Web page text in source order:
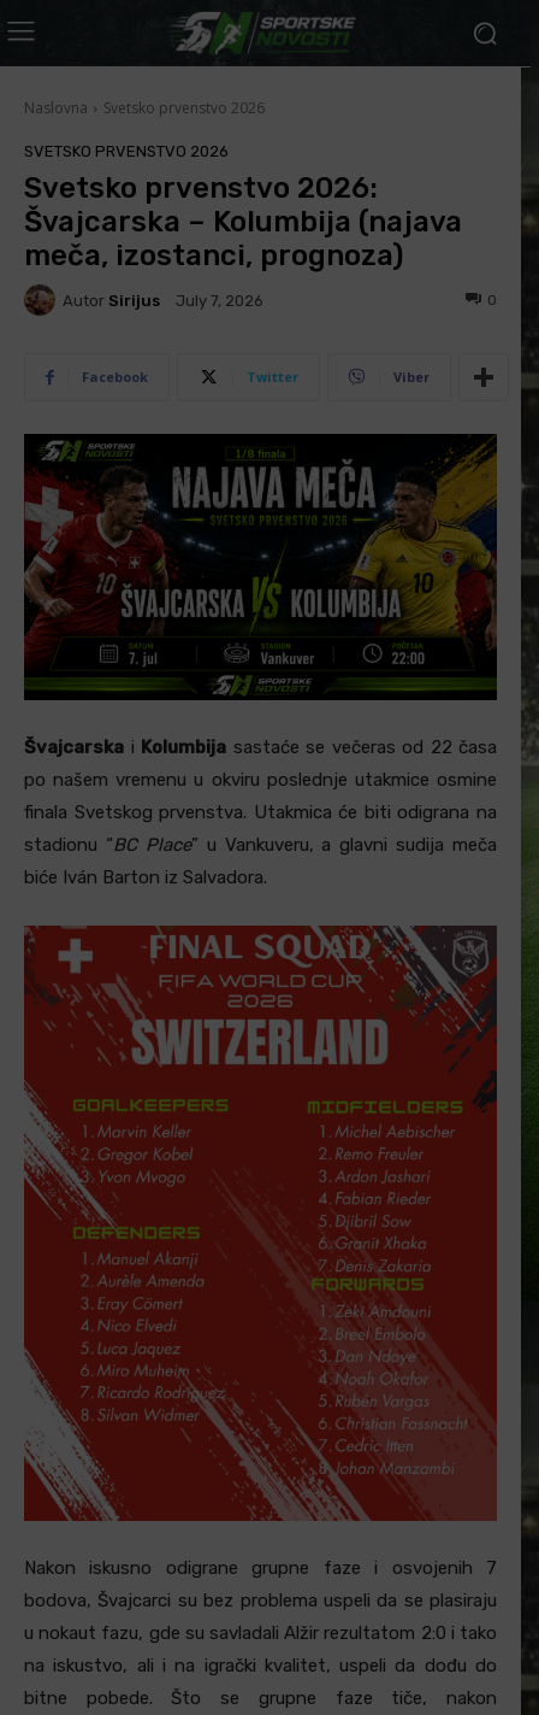
Naslovna Svetsko prvenstvo 2026
SVETSKO PRVENSTVO 2026
Svetsko prvenstvo 2026:
Švajcarska – Kolumbija (najava
meča, izostanci, prognoza)
Autor Sirijus July 7, 2026 0
Facebook Twitter Viber
Švajcarska i Kolumbija sastaće se večeras od 22 časa
po našem vremenu u okviru poslednje utakmice osmine
finala Svetskog prvenstva. Utakmica će biti odigrana na
stadionu “BC Place” u Vankuveru, a glavni sudija meča
biće Iván Barton iz Salvadora.
Nakon iskusno odigrane grupne faze i osvojenih 7
bodova, Švajcarci su bez problema uspeli da se plasiraju
u nokaut fazu, gde su savladali Alžir rezultatom 2:0 i tako
na iskustvo, ali i na igrački kvalitet, uspeli da dođu do
bitne pobede. Što se grupne faze tiče, nakon